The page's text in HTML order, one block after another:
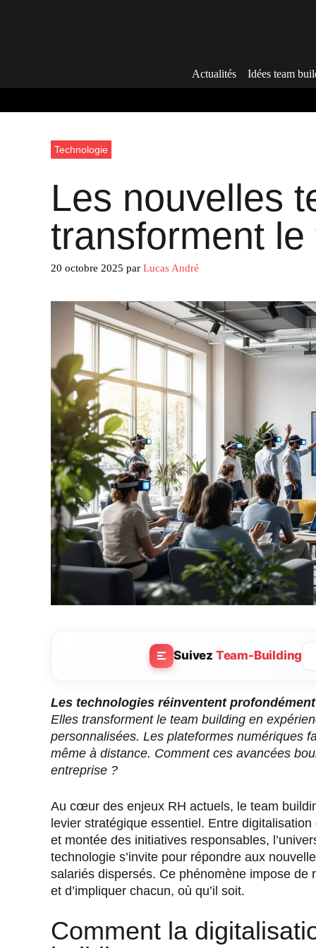
Actualités Idées team
Technologie
Les nouvelles
transforment
20 octobre 2025 par Lucas André
Suivez Team-Building
Les technologies réinventent
Elles transforment le team building en
personnalisées. Les plateformes numériques
même à distance. Comment ces avancées
entreprise ?
Au cœur des enjeux RH actuels, le team
levier stratégique essentiel. Entre
et montée des initiatives responsables,
technologie s’invite pour répondre aux
salariés dispersés. Ce phénomène impose de
et d’impliquer chacun, où qu’il soit.
Comment la